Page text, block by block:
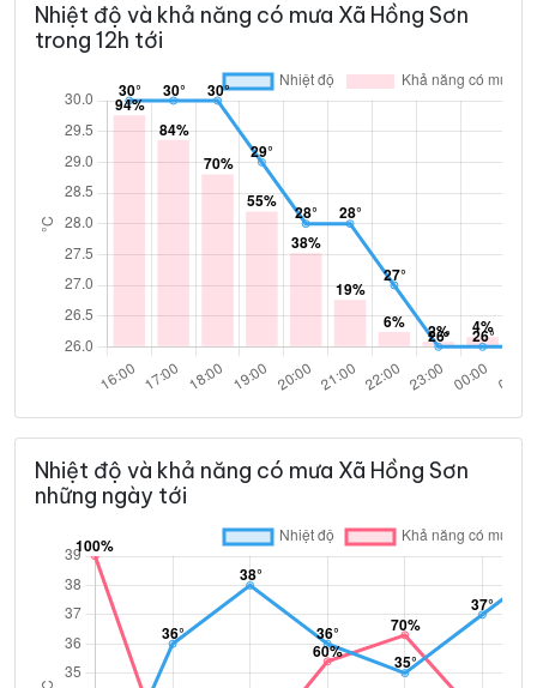
Nhiệt độ và khả năng có mưa Xã Hồng Sơn
trong 12h tới
Nhiệt độ và khả năng có mưa Xã Hồng Sơn
những ngày tới